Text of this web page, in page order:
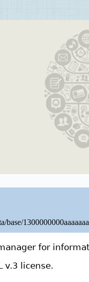
base/
for
v.3 license.